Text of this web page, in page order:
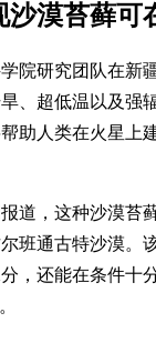
沙漠苔藓可
学院研究团队在新
、超低温以及强
助人类在火星上
道，这种沙漠苔
班通古特沙漠。
，还能在条件十